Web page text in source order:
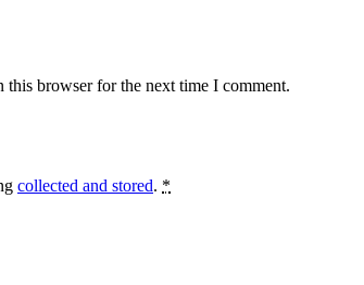
this browser for the next time I comment.
collected and stored. *